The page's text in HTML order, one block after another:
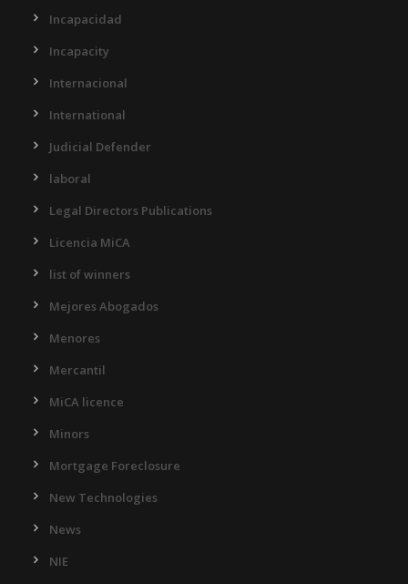
Incapacidad
Incapacity
Internacional
International
Judicial Defender
laboral
Legal Directors Publications
Licencia MiCA
list of winners
Mejores Abogados
Menores
Mercantil
MiCA licence
Minors
Mortgage Foreclosure
New Technologies
News
NIE